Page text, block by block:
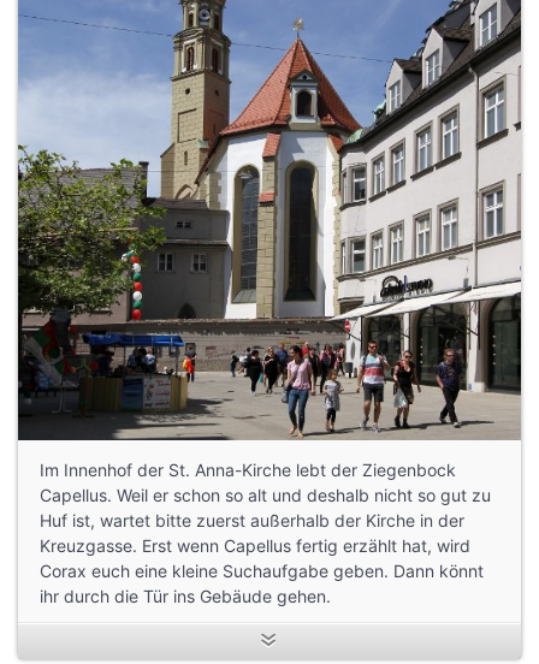
Im Innenhof der St. Anna-Kirche lebt der Ziegenbock
Capellus. Weil er schon so alt und deshalb nicht so gut zu
Huf ist, wartet bitte zuerst außerhalb der Kirche in der
Kreuzgasse. Erst wenn Capellus fertig erzählt hat, wird
Corax euch eine kleine Suchaufgabe geben. Dann könnt
ihr durch die Tür ins Gebäude gehen.